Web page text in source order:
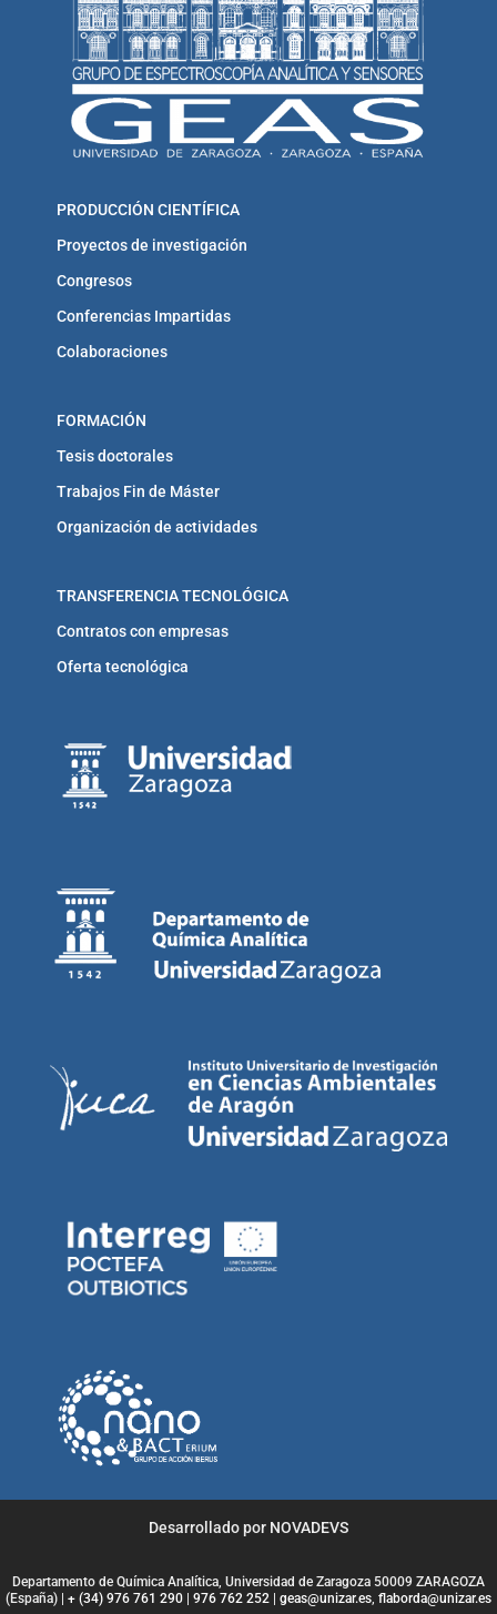
PRODUCCIÓN CIENTÍFICA
Proyectos de investigación
Congresos
Conferencias Impartidas
Colaboraciones
FORMACIÓN
Tesis doctorales
Trabajos Fin de Máster
Organización de actividades
TRANSFERENCIA TECNOLÓGICA
Contratos con empresas
Oferta tecnológica
Desarrollado por NOVADEVS
Departamento de Química Analítica, Universidad de Zaragoza 50009 ZARAGOZA
(España) | + (34) 976 761 290 976 762 252 geas@unizar.es, flaborda@unizar.es